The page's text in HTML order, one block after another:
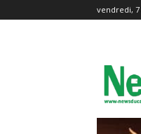
vendredi, 7